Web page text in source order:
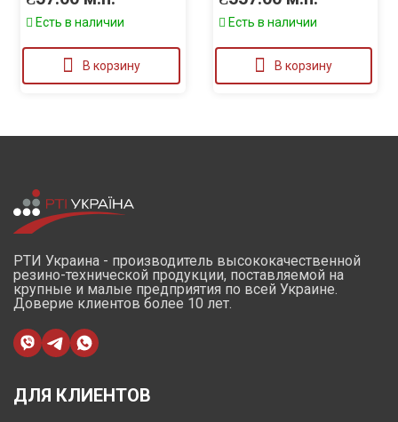
Есть в наличии
В корзину
Есть в наличии
В корзину
РТИ Украина - производитель высококачественной
резино-технической продукции, поставляемой на
крупные и малые предприятия по всей Украине.
Доверие клиентов более 10 лет.
ДЛЯ КЛИЕНТОВ